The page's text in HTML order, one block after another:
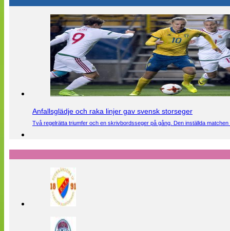
Anfallsglädje och raka linjer gav svensk storseger
Två regelrätta triumfer och en skrivbordsseger på gång. Den inställda